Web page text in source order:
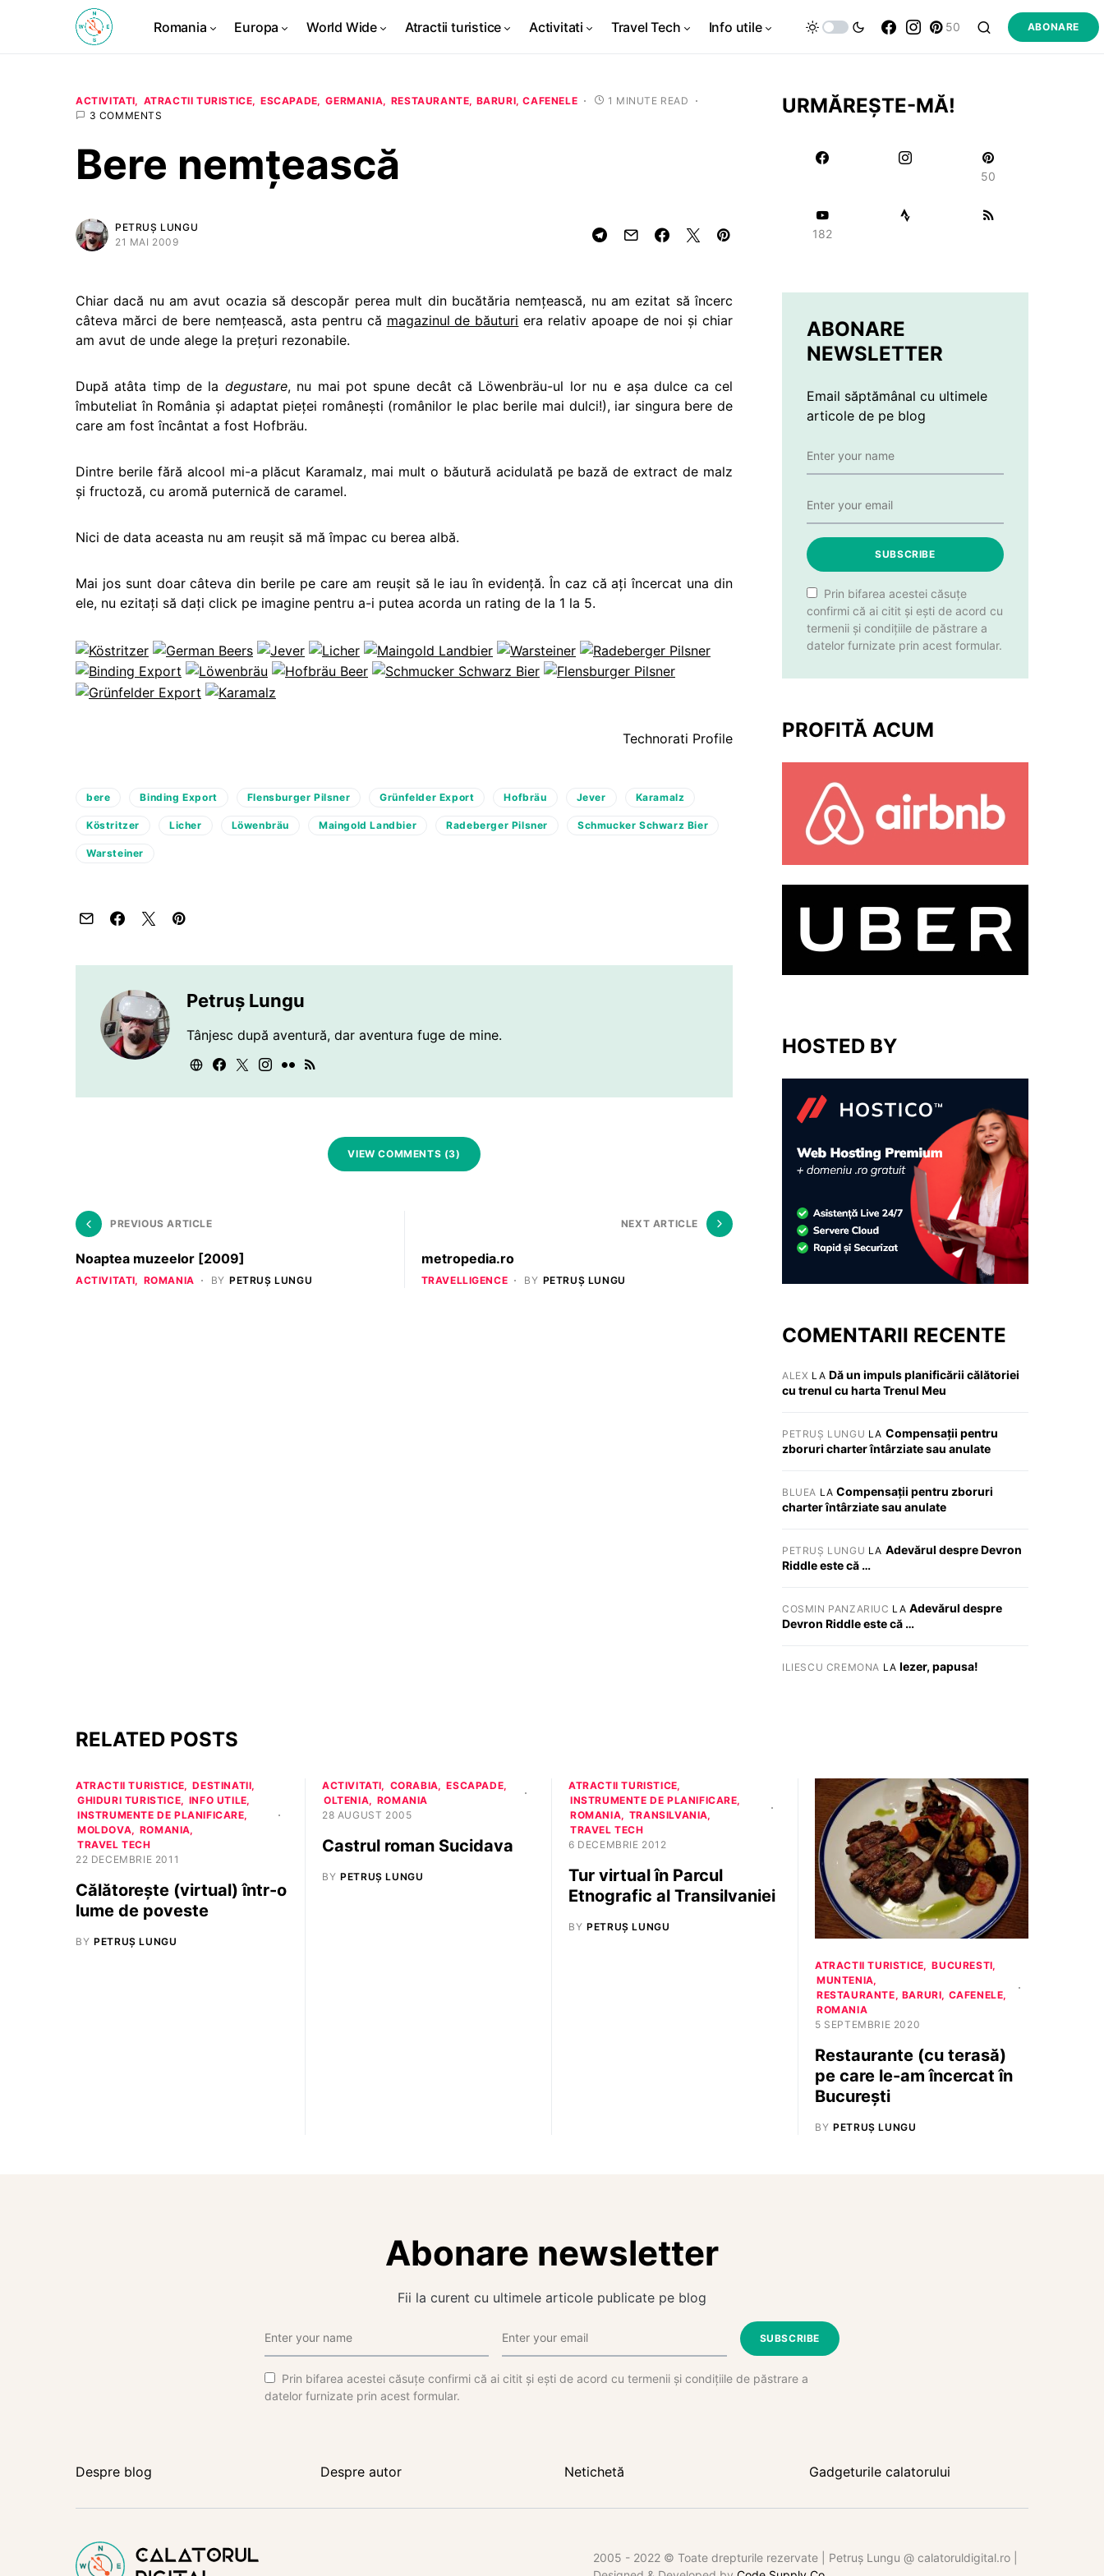
Romania Europa World Wide Atractii turistice Activitati Travel Tech Info utile 50 ABONARE
ACTIVITATI ATRACTII TURISTICE ESCAPADE GERMANIA RESTAURANTE, BARURI, CAFENELE
1 MINUTE READ
3 COMMENTS
Bere nemţească
PETRUȘ LUNGU
21 MAI 2009
Chiar dacă nu am avut ocazia să descopăr perea mult din bucătăria nemţească, nu am ezitat să încerc
câteva mărci de bere nemţească, asta pentru că magazinul de băuturi era relativ apoape de noi şi chiar
am avut de unde alege la preţuri rezonabile.
După atâta timp de la degustare, nu mai pot spune decât că Löwenbräu-ul lor nu e aşa dulce ca cel
îmbuteliat în România şi adaptat pieţei româneşti (românilor le plac berile mai dulci!), iar singura bere de
care am fost încântat a fost Hofbräu.
Dintre berile fără alcool mi-a plăcut Karamalz, mai mult o băutură acidulată pe bază de extract de malz
şi fructoză, cu aromă puternică de caramel.
Nici de data aceasta nu am reuşit să mă împac cu berea albă.
Mai jos sunt doar câteva din berile pe care am reuşit să le iau în evidenţă. În caz că aţi încercat una din
ele, nu ezitaţi să daţi click pe imagine pentru a-i putea acorda un rating de la 1 la 5.
Technorati Profile
bere Binding Export Flensburger Pilsner Grünfelder Export Hofbräu Jever Karamalz
Köstritzer Licher Löwenbräu Maingold Landbier Radeberger Pilsner Schmucker Schwarz Bier
Warsteiner
Petruș Lungu
Tânjesc după aventură, dar aventura fuge de mine.
VIEW COMMENTS (3)
PREVIOUS ARTICLE
Noaptea muzeelor [2009]
ACTIVITATI ROMANIA BY PETRUȘ LUNGU
NEXT ARTICLE
metropedia.ro
TRAVELLIGENCE BY PETRUȘ LUNGU
URMĂREȘTE-MĂ!
50
182
ABONARE
NEWSLETTER
Email săptămânal cu ultimele
articole de pe blog
SUBSCRIBE
Prin bifarea acestei căsuțe
confirmi că ai citit și ești de acord cu
termenii și condițiile de păstrare a
datelor furnizate prin acest formular.
PROFITĂ ACUM
HOSTED BY
COMENTARII RECENTE
ALEX LA Dă un impuls planificării călătoriei
cu trenul cu harta Trenul Meu
PETRUȘ LUNGU LA Compensații pentru
zboruri charter întârziate sau anulate
BLUEA LACompensații pentru zboruri
charter întârziate sau anulate
PETRUȘ LUNGU LA Adevărul despre Devron
Riddle este că …
COSMIN PANZARIUC LA Adevărul despre
Devron Riddle este că …
ILIESCU CREMONA LA Iezer, papusa!
RELATED POSTS
ATRACTII TURISTICE
DESTINATII
GHIDURI TURISTICE
INFO UTILE
INSTRUMENTE DE PLANIFICARE
MOLDOVA
ROMANIA
TRAVEL TECH
22 DECEMBRIE 2011
Călătorește (virtual) într-o
lume de poveste
BY PETRUȘ LUNGU
ACTIVITATI CORABIA
ESCAPADE
OLTENIA
ROMANIA
28 AUGUST 2005
Castrul roman Sucidava
BY PETRUȘ LUNGU
ATRACTII TURISTICE
INSTRUMENTE DE PLANIFICARE
ROMANIA
TRANSILVANIA
TRAVEL TECH
6 DECEMBRIE 2012
Tur virtual în Parcul
Etnografic al Transilvaniei
BY PETRUȘ LUNGU
ATRACTII TURISTICE
BUCURESTI
MUNTENIA
RESTAURANTE, BARURI, CAFENELE
ROMANIA
5 SEPTEMBRIE 2020
Restaurante (cu terasă)
pe care le-am încercat în
București
BY PETRUȘ LUNGU
Abonare newsletter
Fii la curent cu ultimele articole publicate pe blog
SUBSCRIBE
Prin bifarea acestei căsuțe confirmi că ai citit și ești de acord cu termenii și condițiile de păstrare a
datelor furnizate prin acest formular.
Despre blog Despre autor Netichetă Gadgeturile calatorului
2005 - 2022 © Toate drepturile rezervate | Petruș Lungu @ calatoruldigital.ro |